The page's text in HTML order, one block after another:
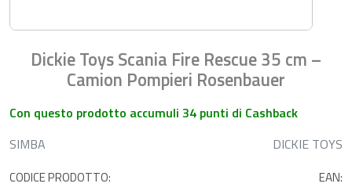
Dickie Toys Scania Fire Rescue 35 cm –
Camion Pompieri Rosenbauer
Con questo prodotto accumuli 34 punti di Cashback
SIMBA
DICKIE TOYS
CODICE PRODOTTO:
EAN: